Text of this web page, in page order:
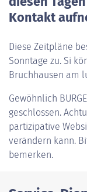
Kontakt
Diese Zeitpläne
Sonntage zu. Si
Bruchhausen am
Gewöhnlich
geschlossen.
partizipative
verändern kann.
bemerken.